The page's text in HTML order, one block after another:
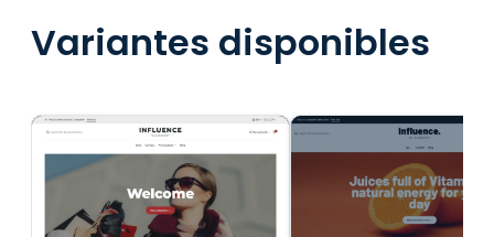
Variantes disponibles